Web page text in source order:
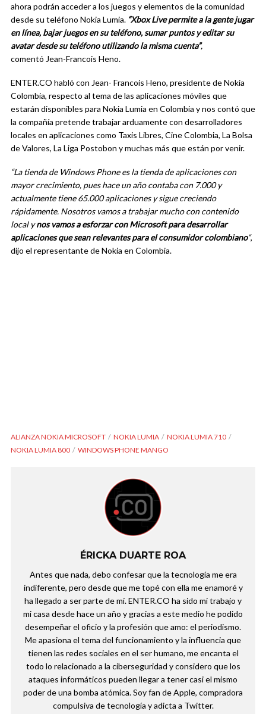
ahora podrán acceder a los juegos y elementos de la comunidad
desde su teléfono Nokia Lumia. “Xbox Live permite a la gente jugar
en línea, bajar juegos en su teléfono, sumar puntos y editar su
avatar desde su teléfono utilizando la misma cuenta”,
comentó Jean-Francois Heno.
ENTER.CO habló con Jean- Francois Heno, presidente de Nokia
Colombia, respecto al tema de las aplicaciones móviles que
estarán disponibles para Nokia Lumia en Colombia y nos contó que
la compañía pretende trabajar arduamente con desarrolladores
locales en aplicaciones como Taxis Libres, Cine Colombia, La Bolsa
de Valores, La Liga Postobon y muchas más que están por venir.
“La tienda de Windows Phone es la tienda de aplicaciones con
mayor crecimiento, pues hace un año contaba con 7.000 y
actualmente tiene 65.000 aplicaciones y sigue creciendo
rápidamente. Nosotros vamos a trabajar mucho con contenido
local ynos vamos a esforzar con Microsoft para desarrollar
aplicaciones que sean relevantes para el consumidor colombiano“,
dijo el representante de Nokia en Colombia.
ALIANZA NOKIA MICROSOFT NOKIA LUMIA
NOKIA LUMIA 710
NOKIA LUMIA 800
WINDOWS PHONE MANGO
ÉRICKA DUARTE ROA
Antes que nada, debo confesar que la tecnología me era
indiferente, pero desde que me topé con ella me enamoré y
ha llegado a ser parte de mí. ENTER.CO ha sido mi trabajo y
mi casa desde hace un año y gracias a este medio he podido
desempeñar el oficio y la profesión que amo: el periodismo.
Me apasiona el tema del funcionamiento y la influencia que
tienen las redes sociales en el ser humano, me encanta el
todo lo relacionado a la ciberseguridad y considero que los
ataques informáticos pueden llegar a tener casi el mismo
poder de una bomba atómica. Soy fan de Apple, compradora
compulsiva de tecnología y adicta a Twitter.